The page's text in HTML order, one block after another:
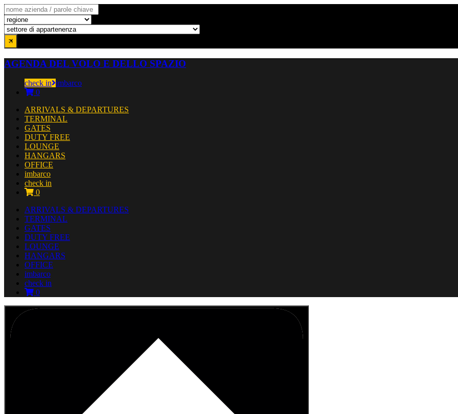
AGENDA DEL VOLO E DELLO SPAZIO
check in imbarco
0
ARRIVALS & DEPARTURES
TERMINAL
GATES
DUTY FREE
LOUNGE
HANGARS
OFFICE
imbarco
check in
0
ARRIVALS & DEPARTURES
TERMINAL
GATES
DUTY FREE
LOUNGE
HANGARS
OFFICE
imbarco
check in
0